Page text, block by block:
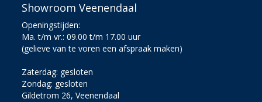
Showroom Veenendaal
Openingstijden:
Ma. t/m vr.: 09.00 t/m 17.00 uur
(gelieve van te voren een afspraak maken)
Zaterdag: gesloten
Zondag: gesloten
Gildetrom 26, Veenendaal